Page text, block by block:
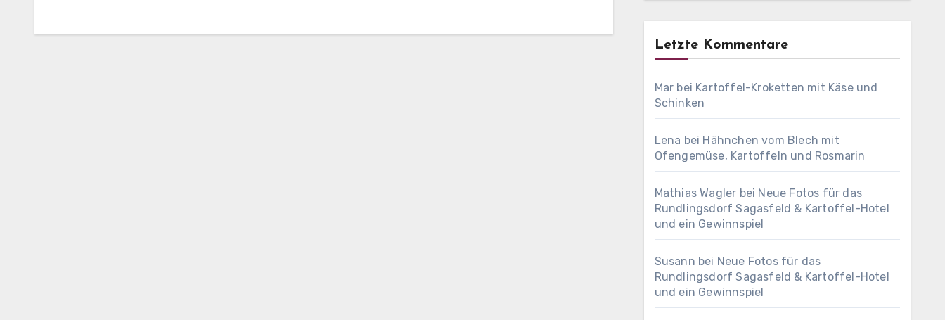
Letzte Kommentare
Mar bei Kartoffel-Kroketten mit Käse und
Schinken
Lena bei Hähnchen vom Blech mit
Ofengemüse, Kartoffeln und Rosmarin
Mathias Wagler bei Neue Fotos für das
Rundlingsdorf Sagasfeld & Kartoffel-Hotel
und ein Gewinnspiel
Susann bei Neue Fotos für das
Rundlingsdorf Sagasfeld & Kartoffel-Hotel
und ein Gewinnspiel